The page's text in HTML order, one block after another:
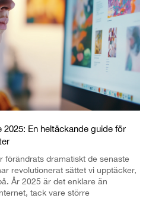
En heltäckande guide för
förändrats dramatiskt de senaste
revolutionerat sättet vi upptäcker,
År 2025 är det enklare än
tack vare större